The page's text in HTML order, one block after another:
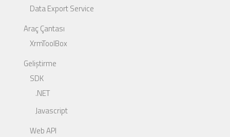
Data Export Service
Araç Çantası
XrmToolBox
Geliştirme
SDK
.NET
Javascript
Web API